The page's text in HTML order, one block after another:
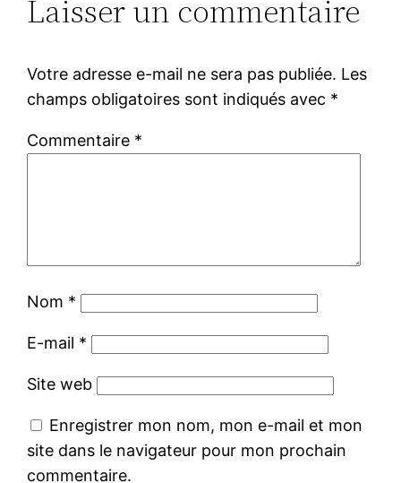
Laisser un commentaire
Votre adresse e-mail ne sera pas publiée. Les
champs obligatoires sont indiqués avec *
Commentaire *
Nom *
E-mail *
Site web
Enregistrer mon nom, mon e-mail et mon
site dans le navigateur pour mon prochain
commentaire.